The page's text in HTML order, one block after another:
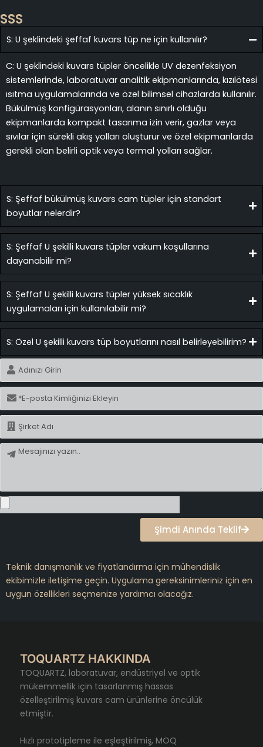
SSS
S: U şeklindeki şeffaf kuvars tüp ne için kullanılır?
C: U şeklindeki kuvars tüpler öncelikle UV dezenfeksiyon
sistemlerinde, laboratuvar analitik ekipmanlarında, kızılötesi
ısıtma uygulamalarında ve özel bilimsel cihazlarda kullanılır.
Bükülmüş konfigürasyonları, alanın sınırlı olduğu
ekipmanlarda kompakt tasarıma izin verir, gazlar veya
sıvılar için sürekli akış yolları oluşturur ve özel ekipmanlarda
gerekli olan belirli optik veya termal yolları sağlar.
S: Şeffaf bükülmüş kuvars cam tüpler için standart
boyutlar nelerdir?
S: Şeffaf U şekilli kuvars tüpler vakum koşullarına
dayanabilir mi?
S: Şeffaf U şekilli kuvars tüpler yüksek sıcaklık
uygulamaları için kullanılabilir mi?
S: Özel U şekilli kuvars tüp boyutlarını nasıl belirleyebilirim?
İsim
E-
posta
İsim
Mesaj
Şimdi Anında Teklif
Teknik danışmanlık ve fiyatlandırma için mühendislik
ekibimizle iletişime geçin. Uygulama gereksinimleriniz için en
uygun özellikleri seçmenize yardımcı olacağız.
TOQUARTZ HAKKINDA
TOQUARTZ, laboratuvar, endüstriyel ve optik
mükemmellik için tasarlanmış hassas
özelleştirilmiş kuvars cam ürünlerine öncülük
etmiştir.
Hızlı prototipleme ile eşleştirilmiş, MOQ